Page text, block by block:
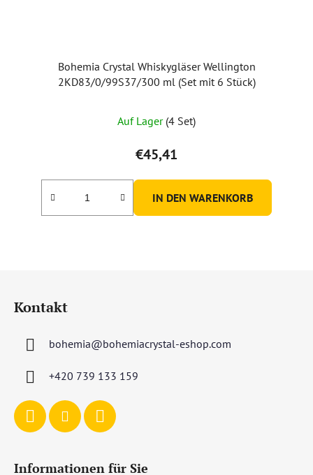
Bohemia Crystal Whiskygläser Wellington
2KD83/0/99S37/300 ml (Set mit 6 Stück)
Auf Lager (4 Set)
€45,41
IN DEN WARENKORB
Kontakt
bohemia@bohemiacrystal-eshop.com
+420 739 133 159
Informationen für Sie